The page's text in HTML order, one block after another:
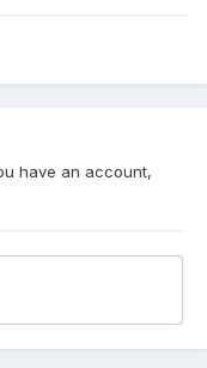
have an account,